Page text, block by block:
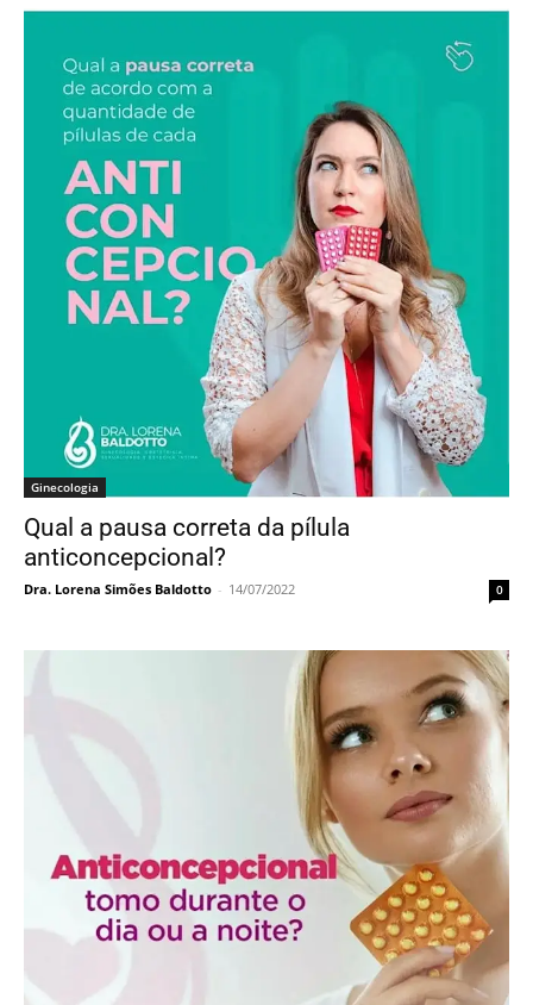
Ginecologia
Qual a pausa correta da pílula
anticoncepcional?
Dra. Lorena Simões Baldotto - 14/07/2022 0